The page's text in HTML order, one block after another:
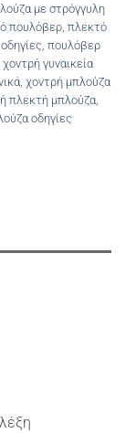
με στρόγγυλη
πουλόβερ, πλεκτό
πουλόβερ
χοντρή γυναικεία
χοντρή μπλούζα
πλεκτή μπλούζα
οδηγίες